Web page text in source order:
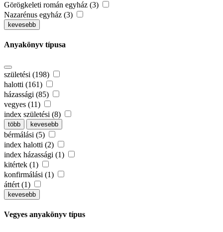
Görögkeleti román egyház (3)
Nazarénus egyház (3)
kevesebb
Anyakönyv típusa
születési (198)
halotti (161)
házassági (85)
vegyes (11)
index születési (8)
több kevesebb
bérmálási (5)
index halotti (2)
index házassági (1)
kitértek (1)
konfirmálási (1)
áttért (1)
kevesebb
Vegyes anyakönyv típus